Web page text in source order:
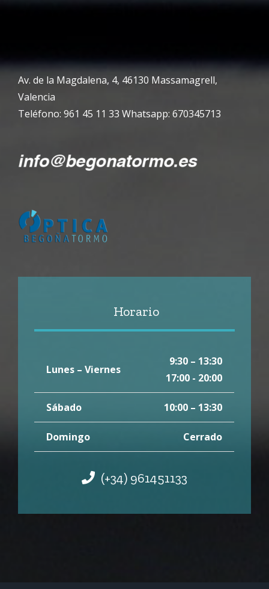
Av. de la Magdalena, 4, 46130 Massamagrell,
Valencia
Teléfono: 961 45 11 33 Whatsapp: 670345713
Horario
Lunes – Viernes
9:30 – 13:30
17:00 - 20:00
Sábado 10:00 – 13:30
Domingo Cerrado
(+34) 961451133